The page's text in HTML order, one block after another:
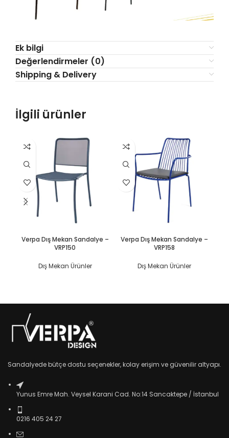
Ek bilgi
Değerlendirmeler (0)
Shipping & Delivery
İlgili ürünler
Verpa Dış Mekan Sandalye –
VRP150
Dış Mekan Ürünler
Verpa Dış Mekan Sandalye –
VRP158
Dış Mekan Ürünler
Sandalyede bütçe dostu seçenekler, kolay erişim ve güvenilir altyapı.
Yunus Emre Mah. Veysel Karani Cad. No:14 Sancaktepe / İstanbul
0216 405 24 27